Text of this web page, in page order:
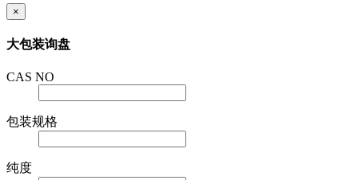
×
大包装询盘
CAS NO
包装规格
纯度